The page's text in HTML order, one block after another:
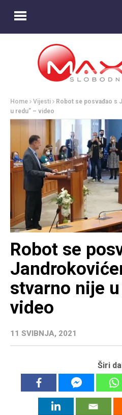
Home Vijesti
Robot se posvađao s
u redu” – video
Robot se
stvarno nije
video
11 SVIBNJA, 2021
Širi